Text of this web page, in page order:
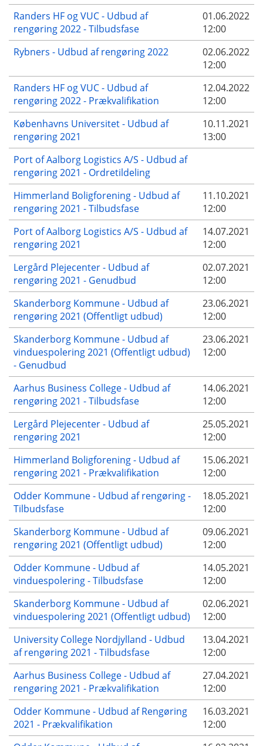
Randers HF og VUC - Udbud af
rengøring 2022 - Tilbudsfase
01.06.2022
12:00
Rybners - Udbud af rengøring 2022
02.06.2022
12:00
Randers HF og VUC - Udbud af
rengøring 2022 - Prækvalifikation
12.04.2022
12:00
Københavns Universitet - Udbud af
rengøring 2021
10.11.2021
13:00
Port of Aalborg Logistics A/S - Udbud af
rengøring 2021 - Ordretildeling
Himmerland Boligforening - Udbud af
rengøring 2021 - Tilbudsfase
11.10.2021
12:00
Port of Aalborg Logistics A/S - Udbud af
rengøring 2021
14.07.2021
12:00
Lergård Plejecenter - Udbud af
rengøring 2021 - Genudbud
02.07.2021
12:00
Skanderborg Kommune - Udbud af
rengøring 2021 (Offentligt udbud)
23.06.2021
12:00
Skanderborg Kommune - Udbud af
vinduespolering 2021 (Offentligt udbud)
- Genudbud
23.06.2021
12:00
Aarhus Business College - Udbud af
rengøring 2021 - Tilbudsfase
14.06.2021
12:00
Lergård Plejecenter - Udbud af
rengøring 2021
25.05.2021
12:00
Himmerland Boligforening - Udbud af
rengøring 2021 - Prækvalifikation
15.06.2021
12:00
Odder Kommune - Udbud af rengøring -
Tilbudsfase
18.05.2021
12:00
Skanderborg Kommune - Udbud af
rengøring 2021 (Offentligt udbud)
09.06.2021
12:00
Odder Kommune - Udbud af
vinduespolering - Tilbudsfase
14.05.2021
12:00
Skanderborg Kommune - Udbud af
vinduespolering 2021 (Offentligt udbud)
02.06.2021
12:00
University College Nordjylland - Udbud
af rengøring 2021 - Tilbudsfase
13.04.2021
12:00
Aarhus Business College - Udbud af
rengøring 2021 - Prækvalifikation
27.04.2021
12:00
Odder Kommune - Udbud af Rengøring
2021 - Prækvalifikation
16.03.2021
12:00